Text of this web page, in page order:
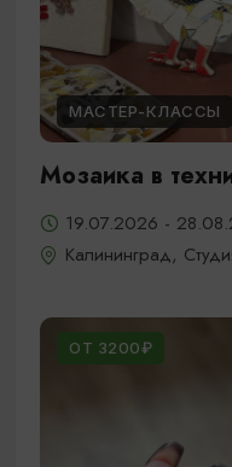
МАСТЕР-КЛАССЫ
Мозаика в
19.07.2026 -
Калининград,
ОТ 3200₽